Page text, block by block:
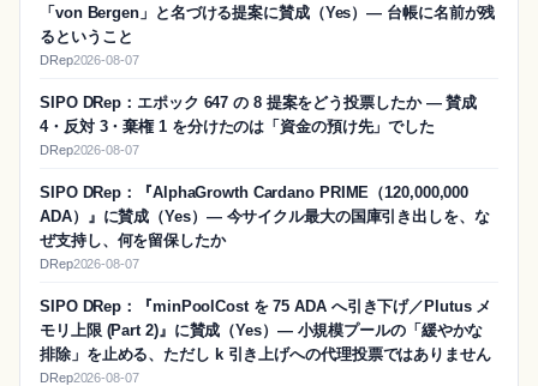
「von Bergen」と名づける提案に賛成（Yes）― 台帳に名前が残
るということ
DRep2026-08-07
SIPO DRep：エポック 647 の 8 提案をどう投票したか ― 賛成
4・反対 3・棄権 1 を分けたのは「資金の預け先」でした
DRep2026-08-07
SIPO DRep：『AlphaGrowth Cardano PRIME（120,000,000
ADA）』に賛成（Yes）― 今サイクル最大の国庫引き出しを、な
ぜ支持し、何を留保したか
DRep2026-08-07
SIPO DRep：『minPoolCost を 75 ADA へ引き下げ／Plutus メ
モリ上限 (Part 2)』に賛成（Yes）― 小規模プールの「緩やかな
排除」を止める、ただし k 引き上げへの代理投票ではありません
DRep2026-08-07